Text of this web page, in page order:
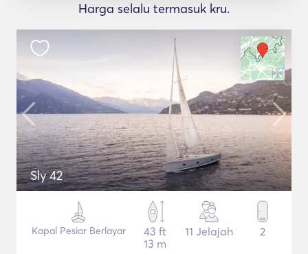
Harga selalu termasuk kru.
Sly 42
Kapal Pesiar Berlayar
43 ft
13 m
11 Jelajah 2